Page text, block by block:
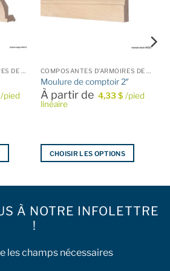
COMPOSANTES D’ARMOIRES DE CUISINE
/pied
COMPOSANTES D’ARMOIRES DE CUISINE
Moulure de comptoir 2″
À partir de 4,33$ /pied
linéaire
CHOISIR LES OPTIONS
plusieurs
variations.
peuvent
À NOTRE INFOLETTRE
!
les champs nécessaires